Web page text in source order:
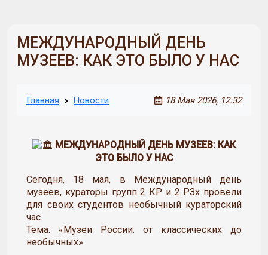
МЕЖДУНАРОДНЫЙ ДЕНЬ
МУЗЕЕВ: КАК ЭТО БЫЛО У НАС
Главная Новости 18 Мая 2026, 12:32
МЕЖДУНАРОДНЫЙ ДЕНЬ МУЗЕЕВ: КАК
ЭТО БЫЛО У НАС
Сегодня, 18 мая, в Международный день
музеев, кураторы групп 2 КР и 2 РЗх провели
для своих студентов необычный кураторский
час.
Тема: «Музеи России: от классических до
необычных»